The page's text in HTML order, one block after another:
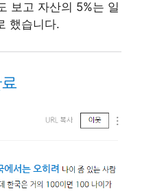
보고 자산의 5%는 일
했습니다.